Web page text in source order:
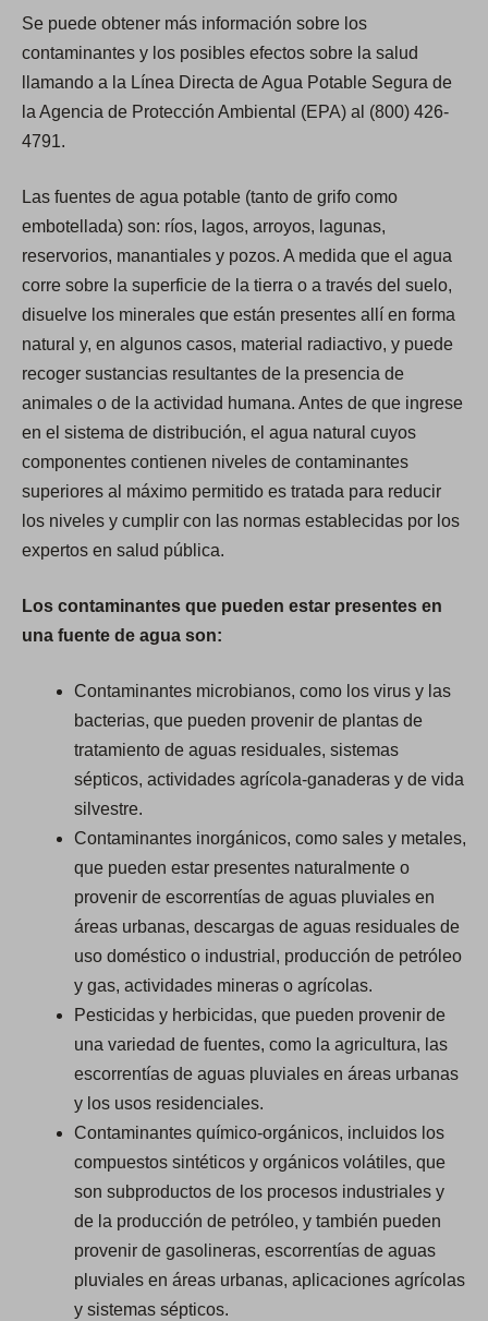
Se puede obtener más información sobre los
contaminantes y los posibles efectos sobre la salud
llamando a la Línea Directa de Agua Potable Segura de
la Agencia de Protección Ambiental (EPA) al (800) 426-
4791.
Las fuentes de agua potable (tanto de grifo como
embotellada) son: ríos, lagos, arroyos, lagunas,
reservorios, manantiales y pozos. A medida que el agua
corre sobre la superficie de la tierra o a través del suelo,
disuelve los minerales que están presentes allí en forma
natural y, en algunos casos, material radiactivo, y puede
recoger sustancias resultantes de la presencia de
animales o de la actividad humana. Antes de que ingrese
en el sistema de distribución, el agua natural cuyos
componentes contienen niveles de contaminantes
superiores al máximo permitido es tratada para reducir
los niveles y cumplir con las normas establecidas por los
expertos en salud pública.
Los contaminantes que pueden estar presentes en
una fuente de agua son:
Contaminantes microbianos, como los virus y las
bacterias, que pueden provenir de plantas de
tratamiento de aguas residuales, sistemas
sépticos, actividades agrícola-ganaderas y de vida
silvestre.
Contaminantes inorgánicos, como sales y metales,
que pueden estar presentes naturalmente o
provenir de escorrentías de aguas pluviales en
áreas urbanas, descargas de aguas residuales de
uso doméstico o industrial, producción de petróleo
y gas, actividades mineras o agrícolas.
Pesticidas y herbicidas, que pueden provenir de
una variedad de fuentes, como la agricultura, las
escorrentías de aguas pluviales en áreas urbanas
y los usos residenciales.
Contaminantes químico-orgánicos, incluidos los
compuestos sintéticos y orgánicos volátiles, que
son subproductos de los procesos industriales y
de la producción de petróleo, y también pueden
provenir de gasolineras, escorrentías de aguas
pluviales en áreas urbanas, aplicaciones agrícolas
y sistemas sépticos.